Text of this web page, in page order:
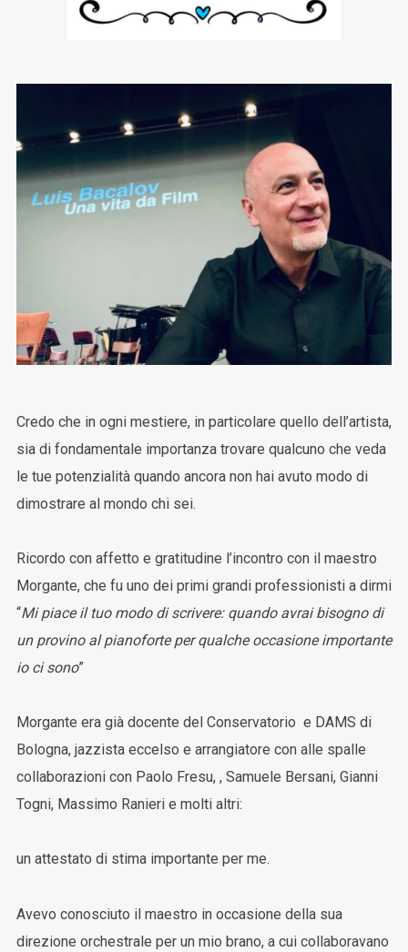
Credo che in ogni mestiere, in particolare quello dell’artista,
sia di fondamentale importanza trovare qualcuno che veda
le tue potenzialità quando ancora non hai avuto modo di
dimostrare al mondo chi sei.
Ricordo con affetto e gratitudine l’incontro con il maestro
Morgante, che fu uno dei primi grandi professionisti a dirmi
“Mi piace il tuo modo di scrivere: quando avrai bisogno di
un provino al pianoforte per qualche occasione importante
io ci sono”
Morgante era già docente del Conservatorio e DAMS di
Bologna, jazzista eccelso e arrangiatore con alle spalle
collaborazioni con Paolo Fresu, , Samuele Bersani, Gianni
Togni, Massimo Ranieri e molti altri:
un attestato di stima importante per me.
Avevo conosciuto il maestro in occasione della sua
direzione orchestrale per un mio brano, a cui collaboravano